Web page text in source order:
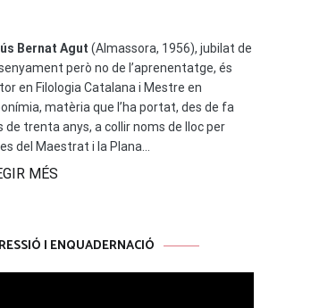
Bernat Agut (Almassora, 1956), jubilat de
però no de l’aprenentatge, és
en Filologia Catalana i Mestre en
matèria que l’ha portat, des de fa
de trenta anys, a collir noms de lloc per
del Maestrat i la Plana...
MÉS
I ENQUADERNACIÓ